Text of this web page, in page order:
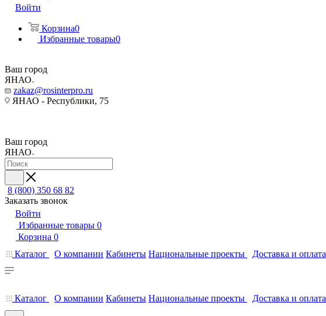
Войти
Корзина0
Избранные товары0
Ваш город
ЯНАО
zakaz@rosinterpro.ru
ЯНАО - Республики, 75
Ваш город
ЯНАО
8 (800) 350 68 82
Заказать звонок
Войти
Избранные товары 0
Корзина 0
Каталог
О компании Кабинеты Национальные проекты Доставка и оплата
Каталог О компании Кабинеты Национальные проекты Доставка и оплата